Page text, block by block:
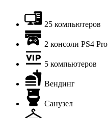
25 компьютеров
2 консоли PS4 Pro
5 компьютеров
Вендинг
Санузел